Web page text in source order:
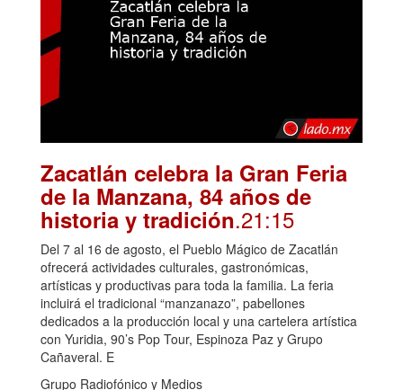
Zacatlán celebra la Gran Feria
de la Manzana, 84 años de
historia y tradición.21:15
Del 7 al 16 de agosto, el Pueblo Mágico de Zacatlán
ofrecerá actividades culturales, gastronómicas,
artísticas y productivas para toda la familia. La feria
incluirá el tradicional “manzanazo”, pabellones
dedicados a la producción local y una cartelera artística
con Yuridia, 90’s Pop Tour, Espinoza Paz y Grupo
Cañaveral. E
Grupo Radiofónico y Medios